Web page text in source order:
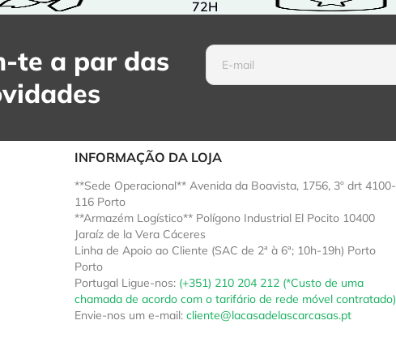
72H
te a par das
INFORMAÇÃO DA LOJA
**Sede Operacional** Avenida da Boavista, 1756, 3º drt 4100-
116 Porto
**Armazém Logístico** Polígono Industrial El Pocito 10400
Jaraíz de la Vera Cáceres
Linha de Apoio ao Cliente (SAC de 2ª à 6ª; 10h-19h) Porto
Porto
Portugal Ligue-nos: (+351) 210 204 212 (*Custo de uma
chamada de acordo com o tarifário de rede móvel contratado)
Envie-nos um e-mail: cliente@lacasadelascarcasas.pt